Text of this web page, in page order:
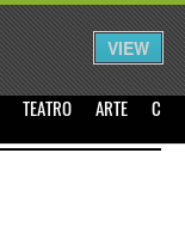
Iniciar Sessão
TEATRO ARTE
VIEW